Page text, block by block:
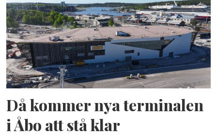
Då kommer nya terminalen
i Åbo att stå klar